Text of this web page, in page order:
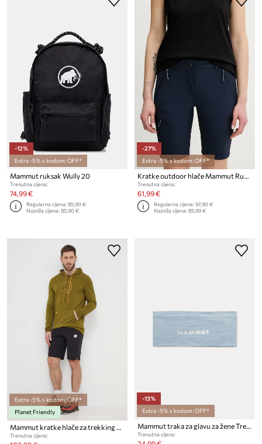
-12%
Extra -5% s kodom: OFF*
Mammut ruksak Wully 20
Trenutna cijena:
74,99 €
Regularna cijena:85,90 €
Najniža cijena:85,90 €
-27%
Extra -5% s kodom: OFF*
Kratke outdoor hlače Mammut Runbold IV
Trenutna cijena:
61,99 €
Regularna cijena:97,90 €
Najniža cijena:85,99 €
Extra -5% s kodom: OFF*
Planet Friendly
Mammut kratke hlače za trekking za muškarce
Trenutna cijena:
-13%
Extra -5% s kodom: OFF*
Mammut traka za glavu za žene Tree Wool
Trenutna cijena: